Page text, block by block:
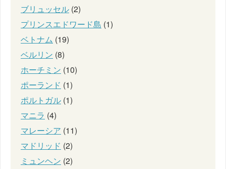
ブリュッセル (2)
プリンスエドワード島 (1)
ベトナム (19)
ベルリン (8)
ホーチミン (10)
ポーランド (1)
ポルトガル (1)
マニラ (4)
マレーシア (11)
マドリッド (2)
ミュンヘン (2)